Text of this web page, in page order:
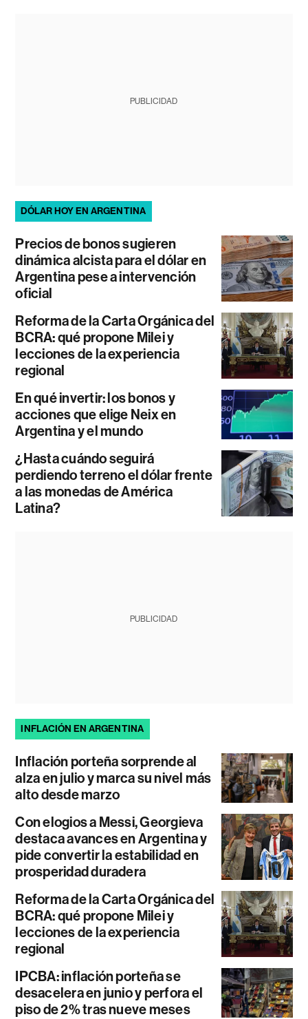
PUBLICIDAD
DÓLAR HOY EN ARGENTINA
Precios de bonos sugieren
dinámica alcista para el dólar en
Argentina pese a intervención
oficial
Reforma de la Carta Orgánica del
BCRA: qué propone Milei y
lecciones de la experiencia
regional
En qué invertir: los bonos y
acciones que elige Neix en
Argentina y el mundo
¿Hasta cuándo seguirá
perdiendo terreno el dólar frente
a las monedas de América
Latina?
PUBLICIDAD
INFLACIÓN EN ARGENTINA
Inflación porteña sorprende al
alza en julio y marca su nivel más
alto desde marzo
Con elogios a Messi, Georgieva
destaca avances en Argentina y
pide convertir la estabilidad en
prosperidad duradera
Reforma de la Carta Orgánica del
BCRA: qué propone Milei y
lecciones de la experiencia
regional
IPCBA: inflación porteña se
desacelera en junio y perfora el
piso de 2% tras nueve meses